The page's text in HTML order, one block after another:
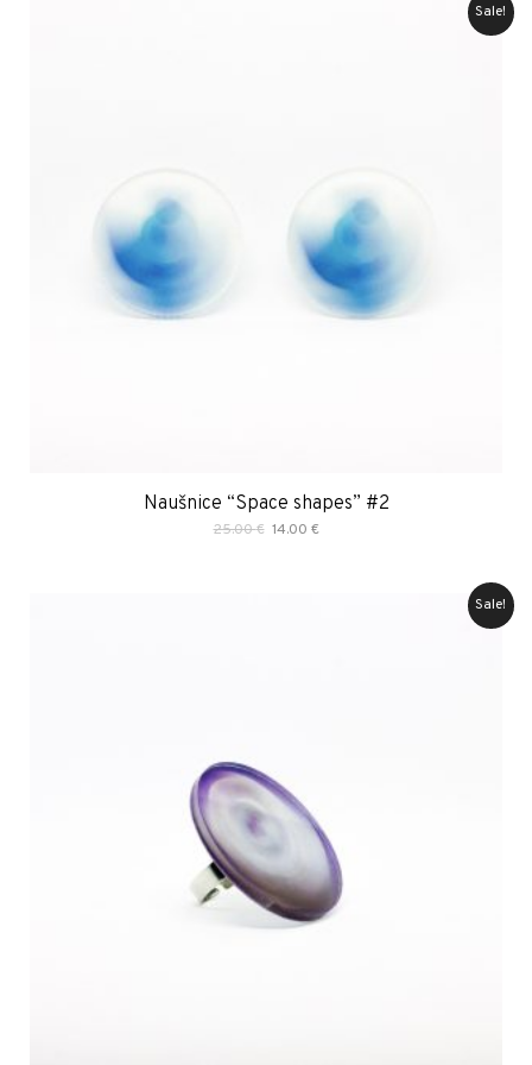
Sale!
Naušnice “Space shapes” #2
25.00€ Original
14.00 €Current
Sale!